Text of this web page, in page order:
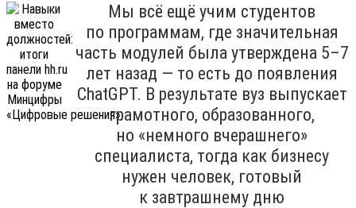
Мы всё ещё учим студентов
по программам, где значительная
часть модулей была утверждена 5–7
лет назад — то есть до появления
ChatGPT. В результате вуз выпускает
грамотного, образованного,
но «немного вчерашнего»
специалиста, тогда как бизнесу
нужен человек, готовый
к завтрашнему дню